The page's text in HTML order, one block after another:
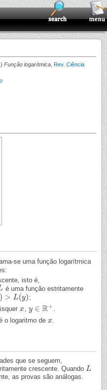
Função logarítmica Rev. Ciência
se uma função logarítmica
isto é,
é uma função estritamente
) > L(y) ;
x
x , y ∈ R+
y∈R +
.
o logaritmo dex
x.
que se seguem,
crescente. Quando L
L
as provas são análogas.